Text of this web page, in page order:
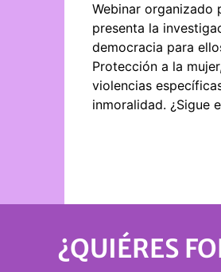
Webinar organizado
presenta la
democracia para
Protección a la
violencias
inmoralidad. ¿Sigue
¿QUIÉRES